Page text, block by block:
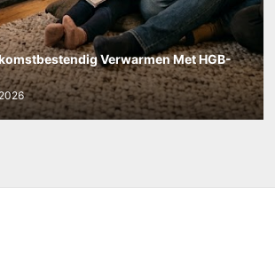
Verwarmen Met HGB-